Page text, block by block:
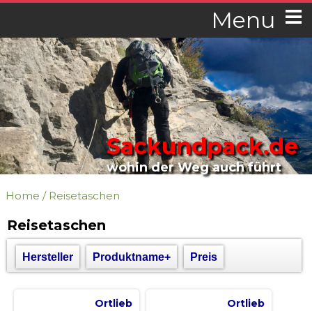
Menu
Sackundpack.de
wohin der Weg auch führt
Home / Reisetaschen
Reisetaschen
Hersteller Produktname+ Preis
Ortlieb Ortlieb